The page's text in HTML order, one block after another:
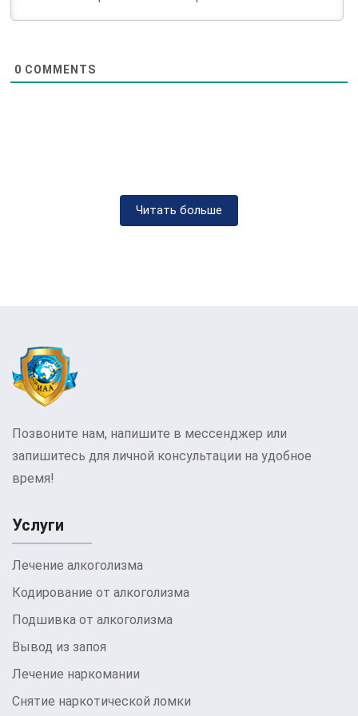
включающий несколько ключевых этапов.
зависимости и коррекция поведения.
групповую психотерапию, когнитивно-
поведенческую терапию, а также арт-терапию и
медитацию. Эти методы помогают пациентам
научиться справляться со стрессом и
восстанавливать эмоциональное равновесие.
использованием современных медикаментов,
которые облегчают симптомы отмены и
Лечение и
детоксикация при
наркозависимости МАА
0 COMMENTS
Читать больше
Позвоните нам, напишите в мессенджер или
запишитесь для личной консультации на удобное
время!
Услуги
Лечение алкоголизма
Кодирование от алкоголизма
Подшивка от алкоголизма
Вывод из запоя
Лечение наркомании
Снятие наркотической ломки